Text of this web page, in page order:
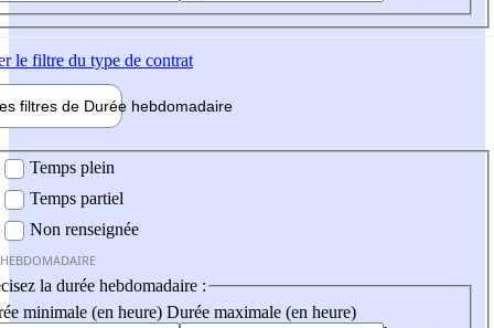
le filtre du type de contrat
filtres de Durée hebdomadaire
Temps plein
Temps partiel
Non renseignée
la durée hebdomadaire :
minimale (en heure) Durée maximale (en heure)